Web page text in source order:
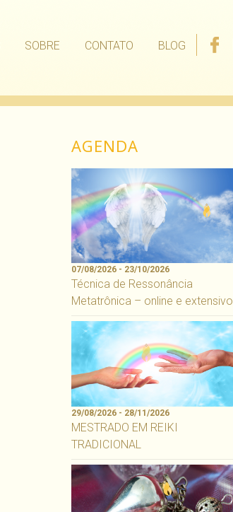
SOBRE CONTATO BLOG
AGENDA
07/08/2026 - 23/10/2026
Técnica de Ressonância
Metatrônica – online e extensivo
29/08/2026 - 28/11/2026
MESTRADO EM REIKI
TRADICIONAL